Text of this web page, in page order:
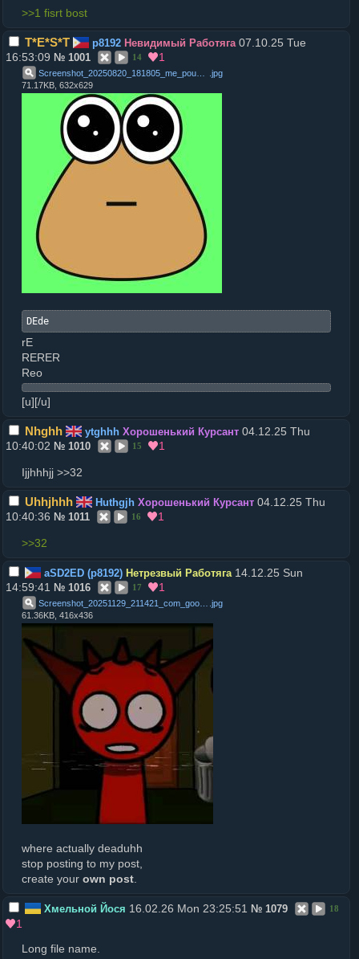
>>1 fisrt bost
T*E*S*T p8192 Невидимый Работяга 07.10.25 Tue
16:53:09 № 1001 14 1
jpg
71.17KB, 632x629
DEde
rE
RERER
Reo
[u][/u]
Nhghh ytghhh Хорошенький Курсант 04.12.25 Thu
10:40:02 № 1010 15 1
Ijjhhhjj >>32
Uhhjhhh Huthgjh Хорошенький Курсант 04.12.25 Thu
10:40:36 № 1011 16 1
>>32
aSD2ED (p8192) Нетрезвый Работяга 14.12.25 Sun
14:59:41 № 1016 17 1
jpg
61.36KB, 416x436
where actually deaduhh
stop posting to my post,
create your own post
Хмельной Йося 16.02.26 Mon 23:25:51 № 1079 18
1
Long file name.